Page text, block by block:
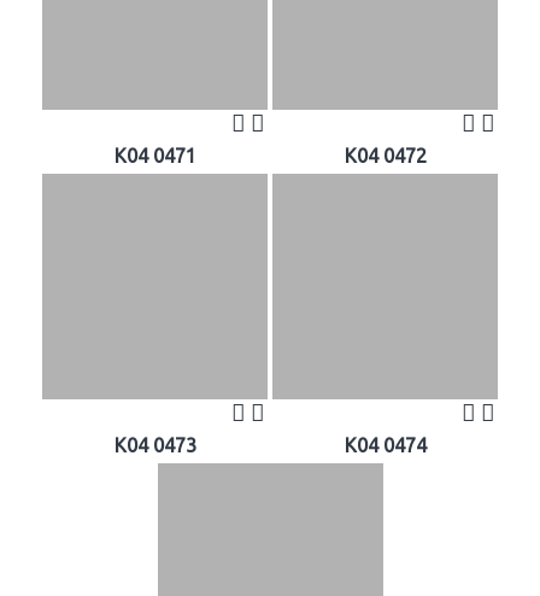
K04 0471 K04 0472
K04 0473 K04 0474